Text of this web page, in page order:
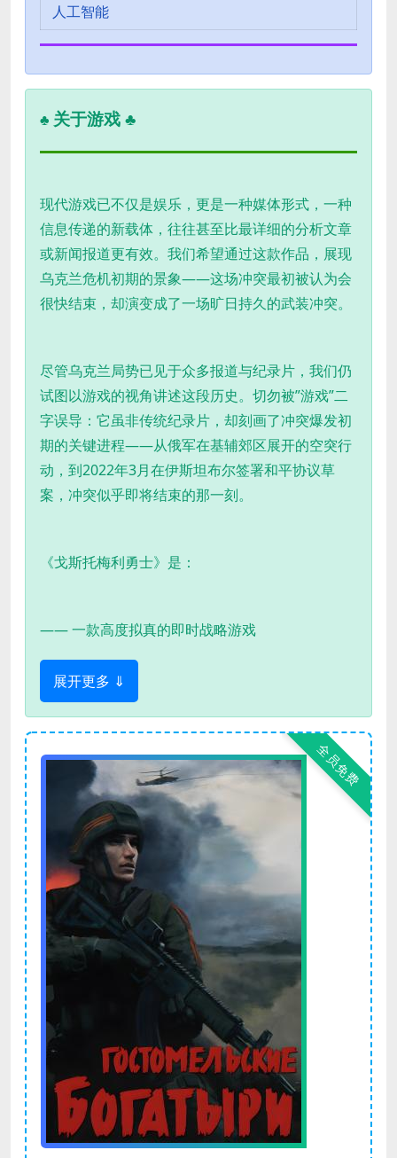
人工智能
♣ 关于游戏 ♣
现代游戏已不仅是娱乐，更是一种媒体形式，一种
信息传递的新载体，往往甚至比最详细的分析文章
或新闻报道更有效。我们希望通过这款作品，展现
乌克兰危机初期的景象——这场冲突最初被认为会
很快结束，却演变成了一场旷日持久的武装冲突。
尽管乌克兰局势已见于众多报道与纪录片，我们仍
试图以游戏的视角讲述这段历史。切勿被”游戏”二
字误导：它虽非传统纪录片，却刻画了冲突爆发初
期的关键进程——从俄军在基辅郊区展开的空突行
动，到2022年3月在伊斯坦布尔签署和平协议草
案，冲突似乎即将结束的那一刻。
《戈斯托梅利勇士》是：
—— 一款高度拟真的即时战略游戏
展开更多 ⇓
全员免费